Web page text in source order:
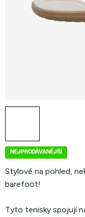
NEJPRODÁVANĚJŠÍ
Stylové na pohled,
barefoot!
Tyto tenisky spojují